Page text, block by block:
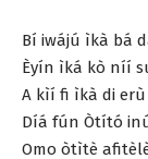
Bí iwájú ìkà bá
Èyín ìká kò níí
A kìí fi ìkà di
Díá fún Òtító
Omo òtìtè